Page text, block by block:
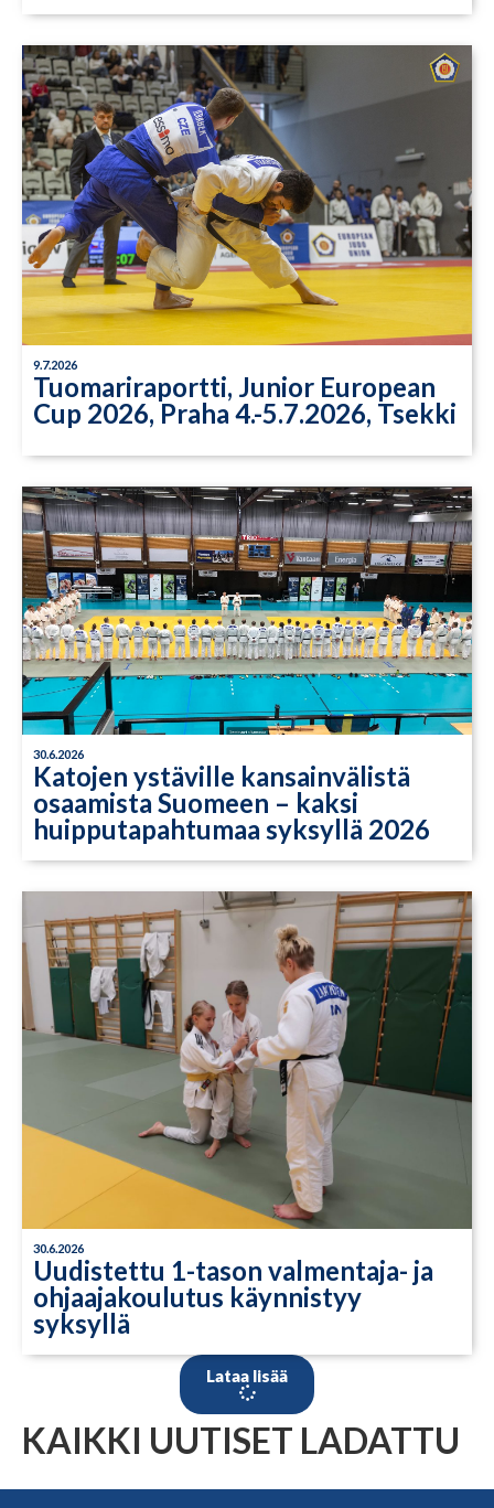
9.7.2026
Tuomariraportti, Junior European
Cup 2026, Praha 4.-5.7.2026, Tsekki
30.6.2026
Katojen ystäville kansainvälistä
osaamista Suomeen – kaksi
huipputapahtumaa syksyllä 2026
30.6.2026
Uudistettu 1-tason valmentaja- ja
ohjaajakoulutus käynnistyy
syksyllä
Lataa lisää
KAIKKI UUTISET LADATTU